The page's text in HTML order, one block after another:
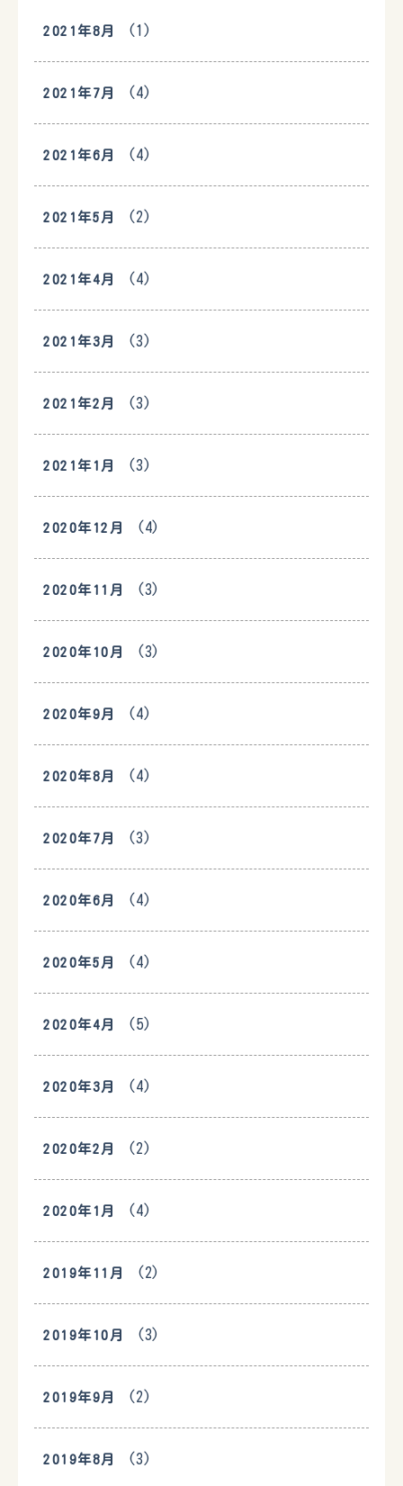
2021年8月 (1)
2021年7月 (4)
2021年6月 (4)
2021年5月 (2)
2021年4月 (4)
2021年3月 (3)
2021年2月 (3)
2021年1月 (3)
2020年12月 (4)
2020年11月 (3)
2020年10月 (3)
2020年9月 (4)
2020年8月 (4)
2020年7月 (3)
2020年6月 (4)
2020年5月 (4)
2020年4月 (5)
2020年3月 (4)
2020年2月 (2)
2020年1月 (4)
2019年11月 (2)
2019年10月 (3)
2019年9月 (2)
2019年8月 (3)